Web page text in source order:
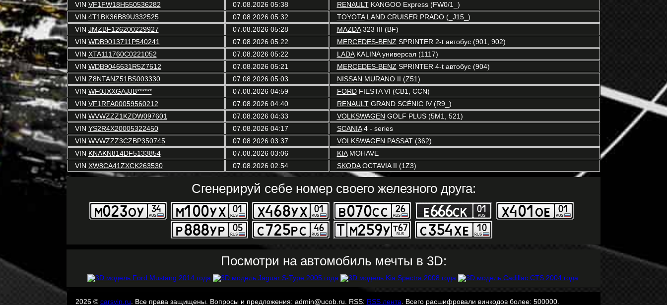
VIN VF1FW18H550536282 07.08.2026 05:38 RENAULTKANGOO Express (FW0/1_)
VIN 4T1BK36B89U332525 07.08.2026 05:32 TOYOTALAND CRUISER PRADO (_J15_)
VIN JMZBF126200229927 07.08.2026 05:28 MAZDA323 III (BF)
VIN WDB9013711P540241 07.08.2026 05:22 MERCEDES-BENZSPRINTER 2-t автобус (901, 902)
VIN XTA111760C0221052 07.08.2026 05:22 LADAKALINA универсал (1117)
VIN WDB9046631R5Z7612 07.08.2026 05:21 MERCEDES-BENZSPRINTER 4-t автобус (904)
VIN Z8NTANZ51BS003330 07.08.2026 05:03 NISSAN MURANO II (Z51)
VIN WF0JXXGAJJB****** 07.08.2026 04:59 FORDFIESTA VI (CB1, CCN)
VIN VF1RFA00059560212 07.08.2026 04:40 RENAULTGRAND SCÉNIC IV (R9_)
VIN WVWZZZ1KZDW097601 07.08.2026 04:33 VOLKSWAGEN GOLF PLUS (5M1, 521)
VIN YS2R4X20005322450 07.08.2026 04:17 SCANIA4 - series
VIN WVWZZZ3CZBP350745 07.08.2026 03:37 VOLKSWAGEN PASSAT (362)
VIN KNAKN814DF5133854 07.08.2026 03:06 KIAMOHAVE
VIN XW8CA41ZXCK263530 07.08.2026 02:54 SKODAOCTAVIA II (1Z3)
Сгенерируй себе номер своего железного друга:
Посмотри на автомобиль мечты в 3D:
2026 © carsvin.ru. Все права защищены. Вопросы и предложения: admin@ucob.ru. RSS: RSS лента. Всего расшифровали винкодов более: 500000.